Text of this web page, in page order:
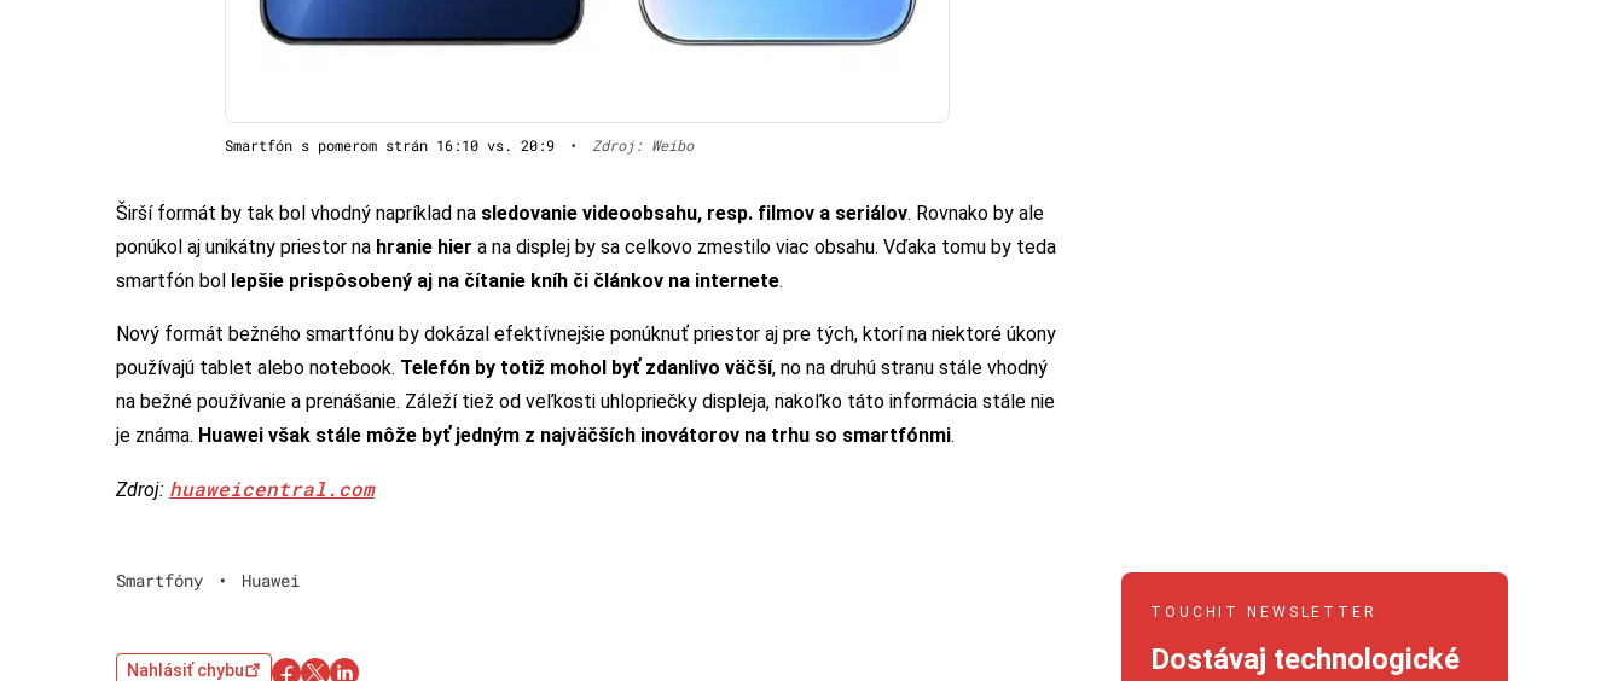
Smartfón s pomerom strán 16:10 vs. 20:9 • Zdroj: Weibo
Širší formát by tak bol vhodný napríklad na sledovanie videoobsahu, resp. filmov a seriálov. Rovnako by ale
ponúkol aj unikátny priestor na hranie hier a na displej by sa celkovo zmestilo viac obsahu. Vďaka tomu by teda
smartfón bol lepšie prispôsobený aj na čítanie kníh či článkov na internete.
Nový formát bežného smartfónu by dokázal efektívnejšie ponúknuť priestor aj pre tých, ktorí na niektoré úkony
používajú tablet alebo notebook. Telefón by totiž mohol byť zdanlivo väčší, no na druhú stranu stále vhodný
na bežné používanie a prenášanie. Záleží tiež od veľkosti uhlopriečky displeja, nakoľko táto informácia stále nie
je známa. Huawei však stále môže byť jedným z najväčších inovátorov na trhu so smartfónmi.
Zdroj: huaweicentral.com
Smartfóny • Huawei
Nahlásiť chybu
TOUCHIT NEWSLETTER
Dostávaj technologické